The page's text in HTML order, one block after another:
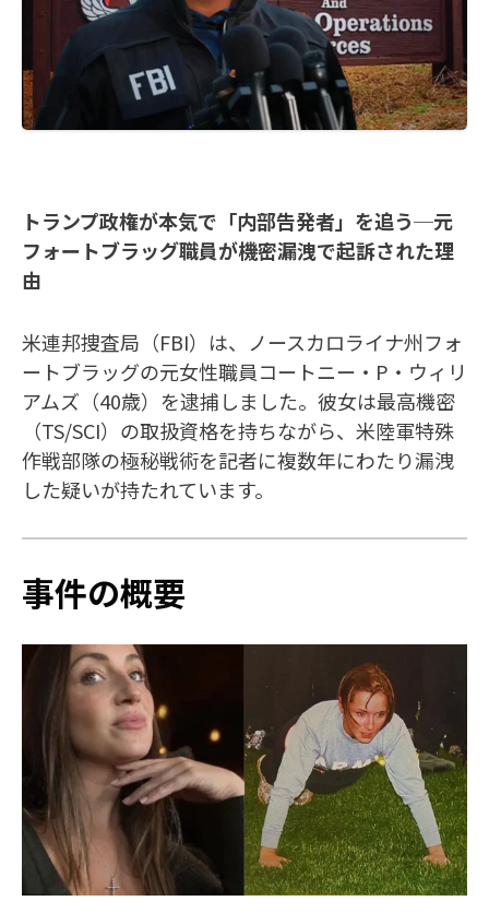
トランプ政権が本気で「内部告発者」を追う─元
フォートブラッグ職員が機密漏洩で起訴された理
由
米連邦捜査局（FBI）は、ノースカロライナ州フォ
ートブラッグの元女性職員コートニー・P・ウィリ
アムズ（40歳）を逮捕しました。彼女は最高機密
（TS/SCI）の取扱資格を持ちながら、米陸軍特殊
作戦部隊の極秘戦術を記者に複数年にわたり漏洩
した疑いが持たれています。
事件の概要